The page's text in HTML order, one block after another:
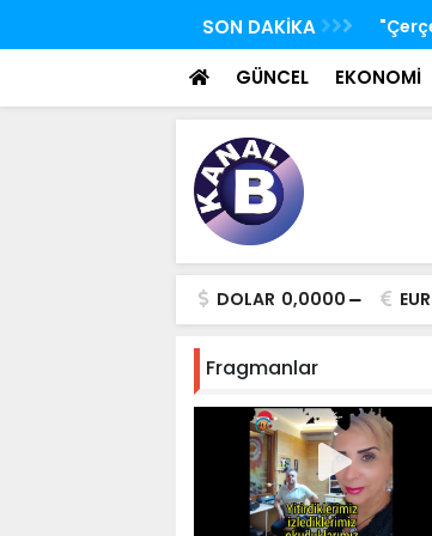
SON DAKİKA
Adalet Komisyonu'nda kabul edildi
bilim
GÜNCEL EKONOMİ
DOLAR 0,0000
Fragmanlar